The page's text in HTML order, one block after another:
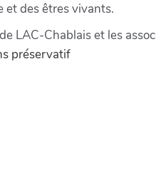
et des êtres vivants.
LAC-Chablais et les
préservatif